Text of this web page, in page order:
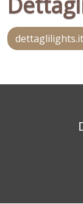
dettaglilights.it